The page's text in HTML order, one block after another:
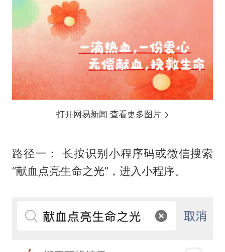
打开网易新闻 查看更多图片
路径一： 长按识别小程序码或微信搜索
“献血点亮生命之光”，进入小程序。